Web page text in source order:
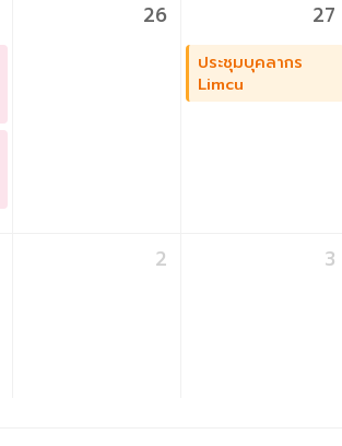
26 27
ประชุมบุคลากร
Limcu
2 3